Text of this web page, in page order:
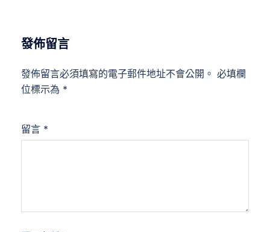
發佈留言
發佈留言必須填寫的電子郵件地址不會公開。 必填欄
位標示為 *
留言 *